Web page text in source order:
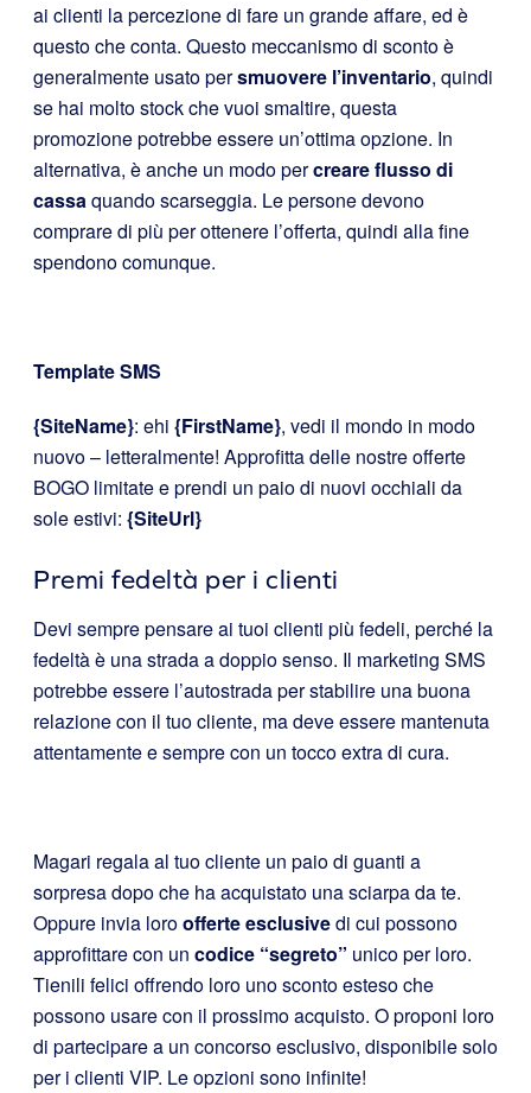
ai clienti la percezione di fare un grande affare, ed è
questo che conta. Questo meccanismo di sconto è
generalmente usato persmuovere l’inventario, quindi
se hai molto stock che vuoi smaltire, questa
promozione potrebbe essere un’ottima opzione. In
alternativa, è anche un modo percreare flusso di
cassaquando scarseggia. Le persone devono
comprare di più per ottenere l’offerta, quindi alla fine
spendono comunque.
Template SMS
{SiteName}: ehi {FirstName}, vedi il mondo in modo
nuovo – letteralmente! Approfitta delle nostre offerte
BOGO limitate e prendi un paio di nuovi occhiali da
sole estivi: {SiteUrl}
Premi fedeltà per i clienti
Devi sempre pensare ai tuoi clienti più fedeli, perché la
fedeltà è una strada a doppio senso. Il marketing SMS
potrebbe essere l’autostrada per stabilire una buona
relazione con il tuo cliente, ma deve essere mantenuta
attentamente e sempre con un tocco extra di cura.
Magari regala al tuo cliente un paio di guanti a
sorpresa dopo che ha acquistato una sciarpa da te.
Oppure invia loroofferte esclusivedi cui possono
approfittare con un codice “segreto” unico per loro.
Tienili felici offrendo loro uno sconto esteso che
possono usare con il prossimo acquisto. O proponi loro
di partecipare a un concorso esclusivo, disponibile solo
per i clienti VIP. Le opzioni sono infinite!